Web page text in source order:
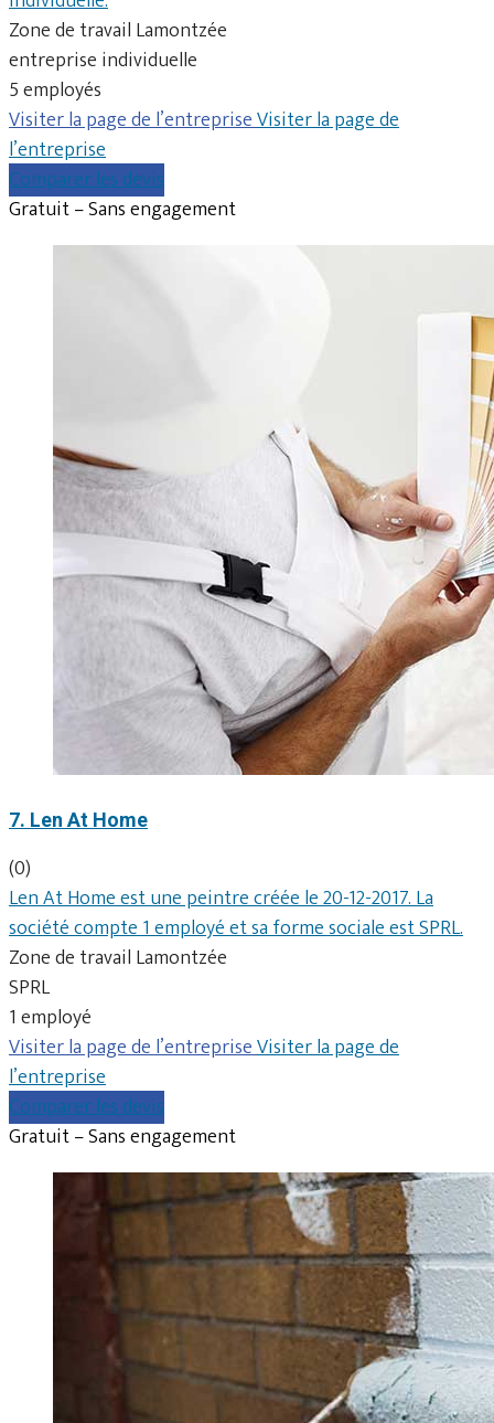
Zone de travail Lamontzée
entreprise individuelle
5 employés
Visiter la page de l’entrepriseVisiter la page de
l’entreprise
Comparer les devis
Gratuit – Sans engagement
7. Len At Home
(0)
Len At Home est une peintre créée le 20-12-2017. La
société compte 1 employé et sa forme sociale est SPRL.
Zone de travail Lamontzée
SPRL
1 employé
Visiter la page de l’entrepriseVisiter la page de
l’entreprise
Comparer les devis
Gratuit – Sans engagement